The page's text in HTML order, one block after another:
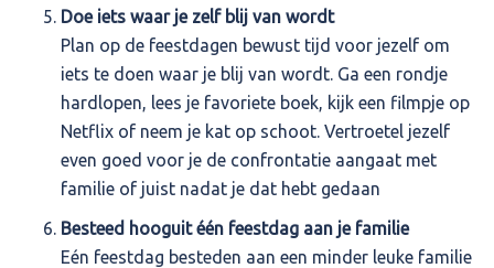
Doe iets waar je zelf blij van wordt
Plan op de feestdagen bewust tijd voor jezelf om
iets te doen waar je blij van wordt. Ga een rondje
hardlopen, lees je favoriete boek, kijk een filmpje op
Netflix of neem je kat op schoot. Vertroetel jezelf
even goed voor je de confrontatie aangaat met
familie of juist nadat je dat hebt gedaan
Besteed hooguit één feestdag aan je familie
Eén feestdag besteden aan een minder leuke familie